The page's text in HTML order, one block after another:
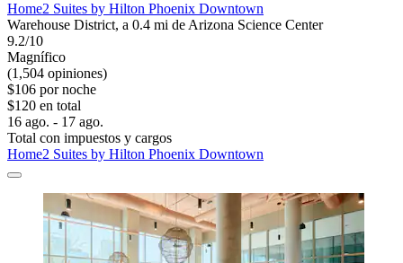
Home2 Suites by Hilton Phoenix Downtown
Warehouse District, a 0.4 mi de Arizona Science Center
9.2/10
Magnífico
(1,504 opiniones)
$106 por noche
$120 en total
16 ago. - 17 ago.
Total con impuestos y cargos
Home2 Suites by Hilton Phoenix Downtown